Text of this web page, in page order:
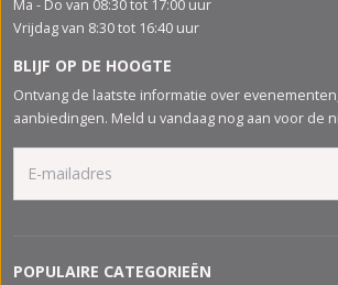
Ma - Do van 08:30 tot 17:00 uur
Vrijdag van 8:30 tot 16:40 uur
BLIJF OP DE HOOGTE
Ontvang de laatste informatie over
aanbiedingen. Meld u vandaag nog aan voor de
POPULAIRE CATEGORIEËN